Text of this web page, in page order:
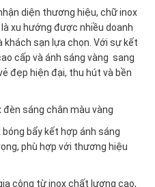
diện thương hiệu, chữ inox
xu hướng được nhiều doanh
khách sạn lựa chọn. Với sự kết
cấp và ánh sáng vàng sang
đẹp hiện đại, thu hút và bền
đèn sáng chân màu vàng
bẩy kết hợp ánh sáng
phù hợp với thương hiệu
công từ inox chất lượng cao,